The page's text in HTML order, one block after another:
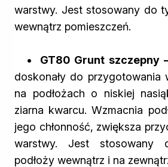
warstwy. Jest stosowany do
wewnątrz pomieszczeń.
• GT80 Grunt szczepny
doskonały do przygotowania
na podłożach o niskiej
ziarna kwarcu. Wzmacnia
jego chłonność, zwiększa
warstwy. Jest stosowany
podłoży wewnątrz i na